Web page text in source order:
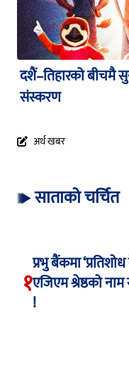
दशैं–तिहारको बीचमै
संस्करण
अर्थ खबर
साताको चर्चित
१
प्रभु बैंकमा
एजिएम श्रेष्ठको
!